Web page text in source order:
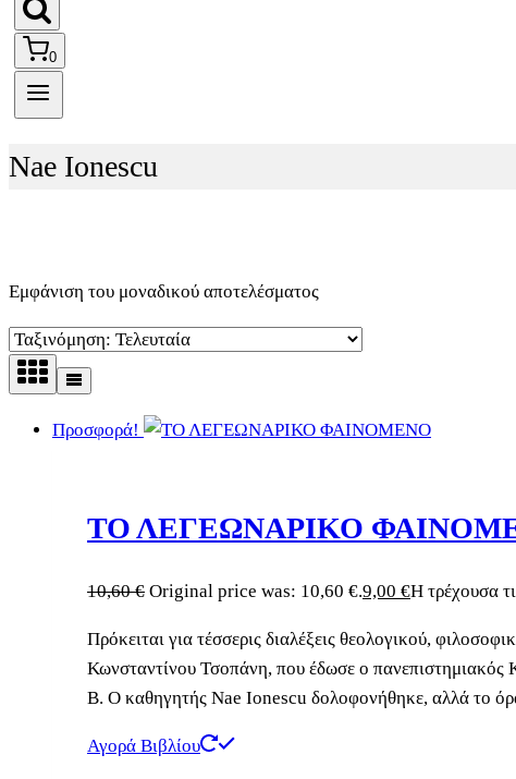
0
Nae Ionescu
Εμφάνιση του μοναδικού αποτελέσματος
Προσφορά!
ΤΟ ΛΕΓΕΩΝΑΡΙΚΟ
10,60€ Original price was: 10,60 €.9,00 €Η τρέχουσα
Πρόκειται για τέσσερις διαλέξεις θεολογικού,
Κωνσταντίνου Τσοπάνη, που έδωσε ο
Β. Ο καθηγητής Nae Ionescu δολοφονήθηκε, αλλά το
Αγορά Βιβλίου